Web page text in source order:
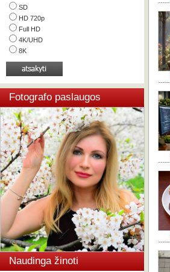
SD
HD 720p
Full HD
4K/UHD
8K
Fotografo paslaugos
Naudinga žinoti